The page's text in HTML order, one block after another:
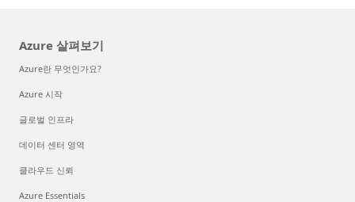
Azure 살펴보기
Azure란 무엇인가요?
Azure 시작
글로벌 인프라
데이터 센터 영역
클라우드 신뢰
Azure Essentials